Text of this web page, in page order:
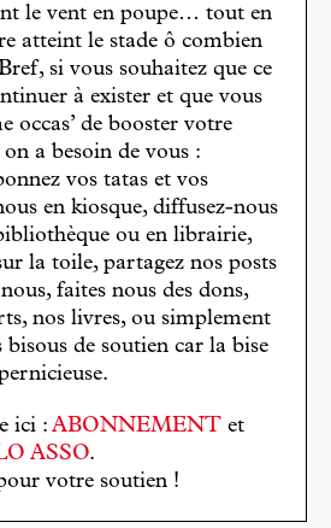
le vent en poupe… tout en
atteint le stade ô combien
si vous souhaitez que ce
à exister et que vous
occas’ de booster votre
a besoin de vous :
vos tatas et vos
en kiosque, diffusez-nous
ou en librairie,
la toile, partagez nos posts
faites nous des dons,
nos livres, ou simplement
bisous de soutien car la bise
ici : ABONNEMENT et
ASSO.
votre soutien !